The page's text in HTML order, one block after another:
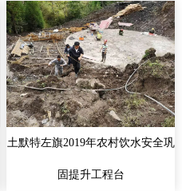
土默特左旗2019年农村饮水安全巩
固提升工程台